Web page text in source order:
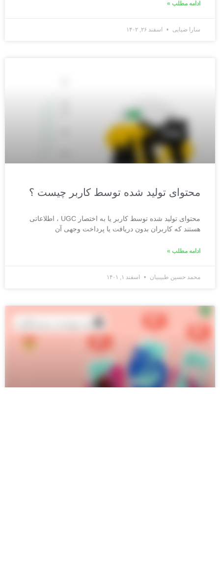
ادامه مطلب »
سارا ضیایی اسفند ۲۶, ۱۴۰۲
محتوای تولید شده توسط کاربر چیست ؟
محتوای تولید شده توسط کاربر یا به اختصار UGC ، اطلاعاتی
هستند که کاربران بدون دریافت یا پرداخت وجهی آن
ادامه مطلب »
محمد حسین طبیبیان اسفند ۱, ۱۴۰۱